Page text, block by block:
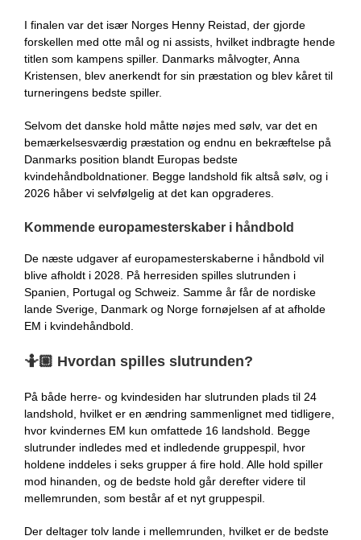
I finalen var det især Norges Henny Reistad, der gjorde
forskellen med otte mål og ni assists, hvilket indbragte hende
titlen som kampens spiller. Danmarks målvogter, Anna
Kristensen, blev anerkendt for sin præstation og blev kåret til
turneringens bedste spiller.
Selvom det danske hold måtte nøjes med sølv, var det en
bemærkelsesværdig præstation og endnu en bekræftelse på
Danmarks position blandt Europas bedste
kvindehåndboldnationer. Begge landshold fik altså sølv, og i
2026 håber vi selvfølgelig at det kan opgraderes.
Kommende europamesterskaber i håndbold
De næste udgaver af europamesterskaberne i håndbold vil
blive afholdt i 2028. På herresiden spilles slutrunden i
Spanien, Portugal og Schweiz. Samme år får de nordiske
lande Sverige, Danmark og Norge fornøjelsen af at afholde
EM i kvindehåndbold.
🤷🏼 Hvordan spilles slutrunden?
På både herre- og kvindesiden har slutrunden plads til 24
landshold, hvilket er en ændring sammenlignet med tidligere,
hvor kvindernes EM kun omfattede 16 landshold. Begge
slutrunder indledes med et indledende gruppespil, hvor
holdene inddeles i seks grupper á fire hold. Alle hold spiller
mod hinanden, og de bedste hold går derefter videre til
mellemrunden, som består af et nyt gruppespil.
Der deltager tolv lande i mellemrunden, hvilket er de bedste